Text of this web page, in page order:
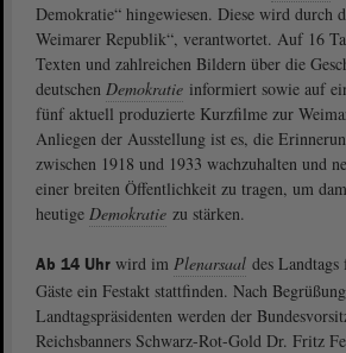
Demokratie“ hingewiesen. Diese wird durch
Weimarer Republik“, verantwortet. Auf 16
Texten und zahlreichen Bildern über die
deutschen Demokratie informiert sowie auf
fünf aktuell produzierte Kurzfilme zur
Anliegen der Ausstellung ist es, die
zwischen 1918 und 1933 wachzuhalten und
einer breiten Öffentlichkeit zu tragen, um
heutige Demokratie zu stärken.
Ab 14 Uhr wird im Plenarsaal des
Gäste ein Festakt stattfinden. Nach
Landtagspräsidenten werden der
Reichsbanners Schwarz-Rot-Gold Dr. Fritz